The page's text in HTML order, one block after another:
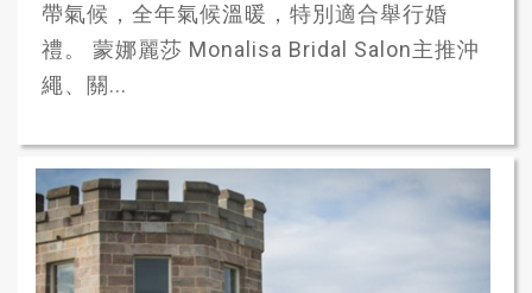
帶氣候，全年氣候溫暖，特別適合舉行婚
禮。 蒙娜麗莎 Monalisa Bridal Salon主推沖
繩、關...